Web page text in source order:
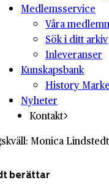
Medlemsservice
Våra
Sök i ditt arkiv
Inleveranser
Kunskapsbank
History
Nyheter
Kontakt
Monica
berättar